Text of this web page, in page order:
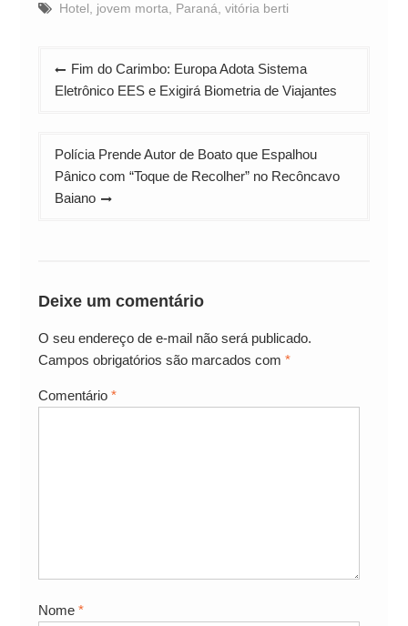
Hotel jovem morta Paraná vitória berti
Navegação
de
Fim do Carimbo: Europa Adota Sistema
Eletrônico EES e Exigirá Biometria de Viajantes
Polícia Prende Autor de Boato que Espalhou
Pânico com “Toque de Recolher” no Recôncavo
Baiano
Deixe um comentário
O seu endereço de e-mail não será publicado.
Campos obrigatórios são marcados com *
Comentário *
Nome *